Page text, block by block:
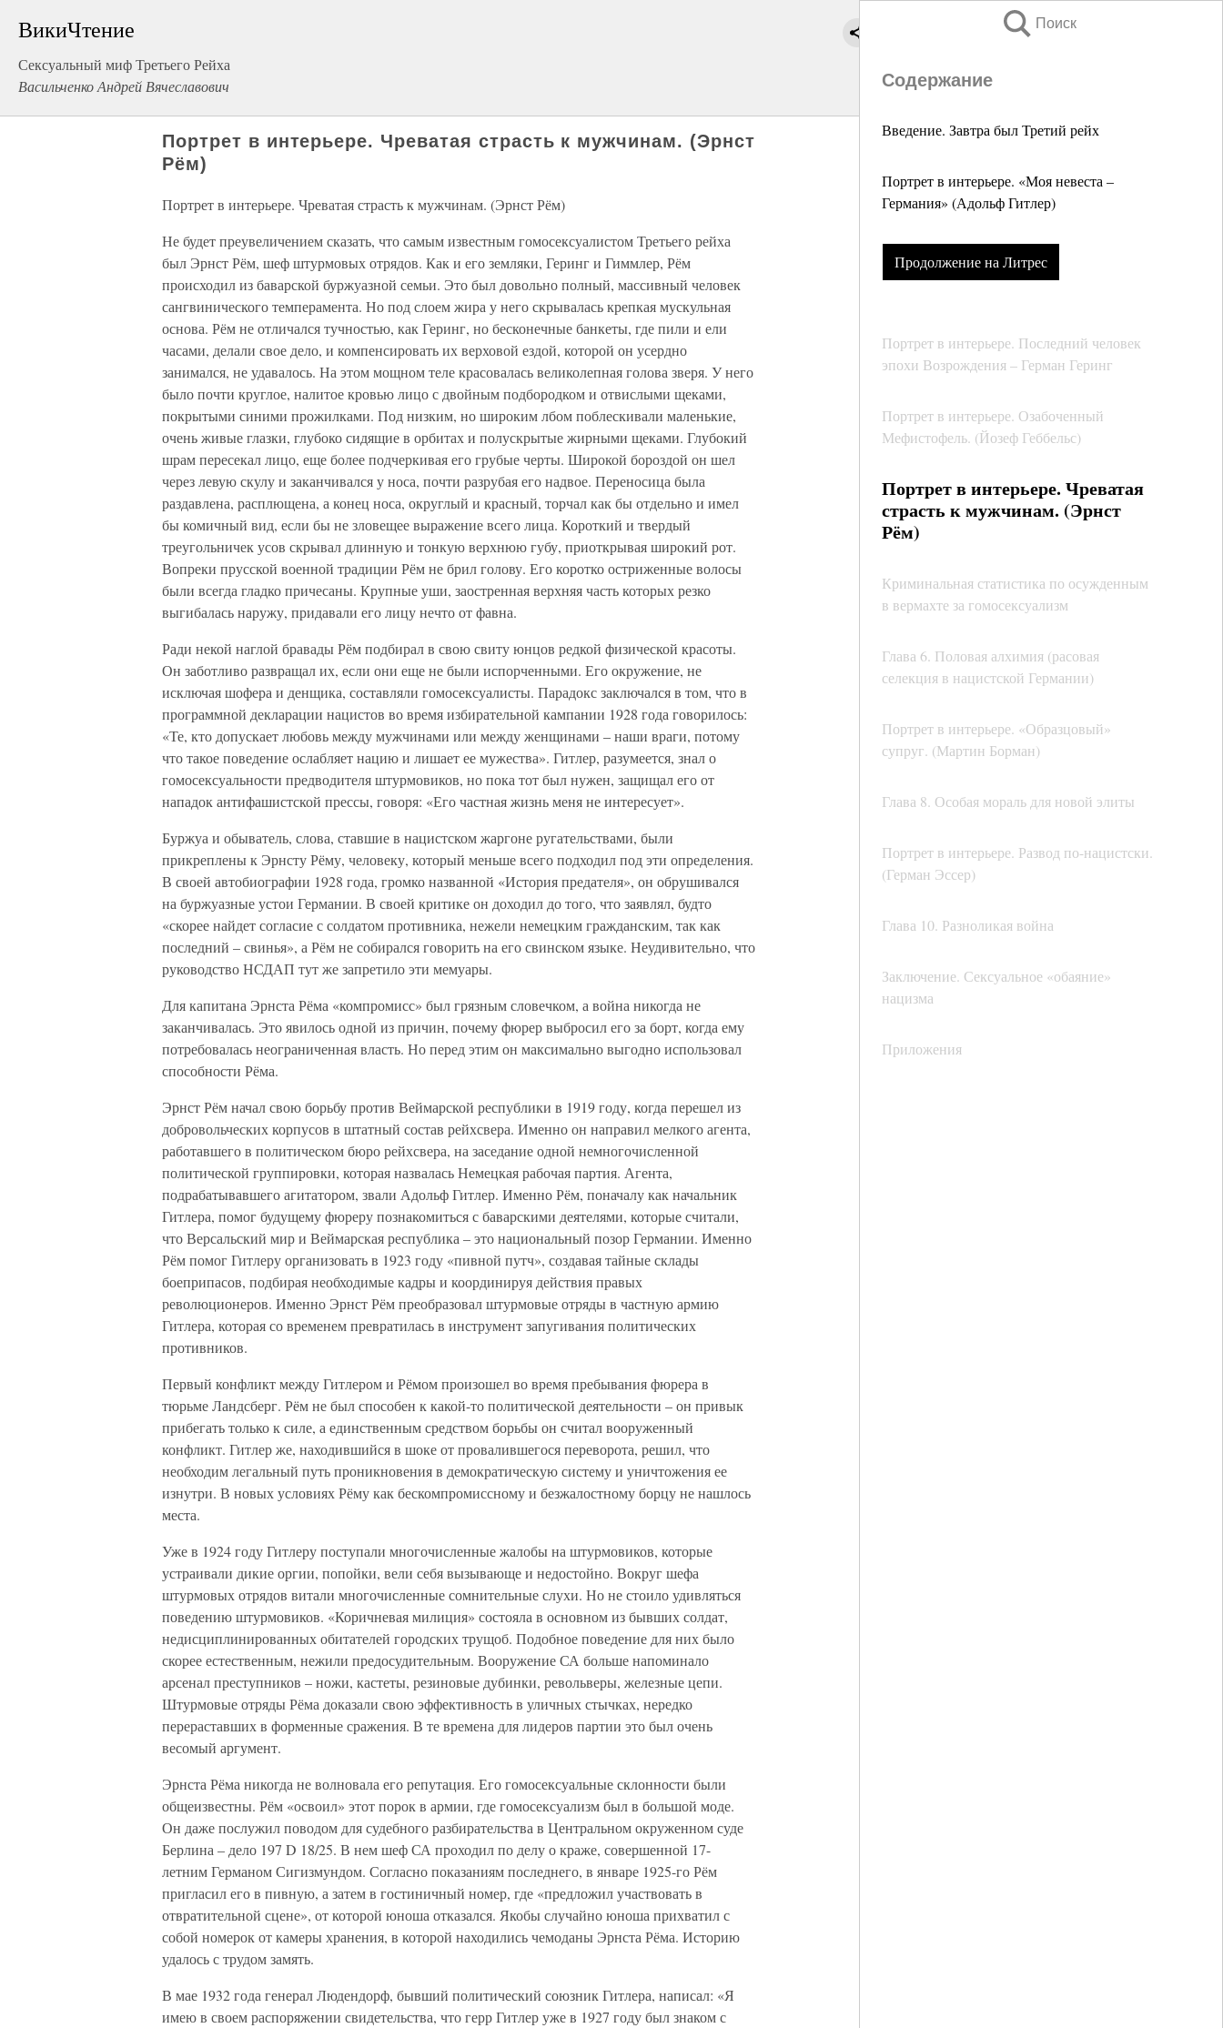
ВикиЧтение
Сексуальный миф Третьего Рейха
Васильченко Андрей Вячеславович
Поиск
Содержание
Введение. Завтра был Третий рейх
Портрет в интерьере. «Моя невеста –
Германия» (Адольф Гитлер)
Продолжение на Литрес
Портрет в интерьере. Последний человек
эпохи Возрождения – Герман Геринг
Портрет в интерьере. Озабоченный
Мефистофель. (Йозеф Геббельс)
Портрет в интерьере. Чреватая
страсть к мужчинам. (Эрнст
Рём)
Криминальная статистика по осужденным
в вермахте за гомосексуализм
Глава 6. Половая алхимия (расовая
селекция в нацистской Германии)
Портрет в интерьере. «Образцовый»
супруг. (Мартин Борман)
Глава 8. Особая мораль для новой элиты
Портрет в интерьере. Развод по-нацистски.
(Герман Эссер)
Глава 10. Разноликая война
Заключение. Сексуальное «обаяние»
нацизма
Приложения
Портрет в интерьере. Чреватая страсть к мужчинам. (Эрнст
Рём)
Портрет в интерьере. Чреватая страсть к мужчинам. (Эрнст Рём)
Не будет преувеличением сказать, что самым известным гомосексуалистом Третьего рейха
был Эрнст Рём, шеф штурмовых отрядов. Как и его земляки, Геринг и Гиммлер, Рём
происходил из баварской буржуазной семьи. Это был довольно полный, массивный человек
сангвинического темперамента. Но под слоем жира у него скрывалась крепкая мускульная
основа. Рём не отличался тучностью, как Геринг, но бесконечные банкеты, где пили и ели
часами, делали свое дело, и компенсировать их верховой ездой, которой он усердно
занимался, не удавалось. На этом мощном теле красовалась великолепная голова зверя. У него
было почти круглое, налитое кровью лицо с двойным подбородком и отвислыми щеками,
покрытыми синими прожилками. Под низким, но широким лбом поблескивали маленькие,
очень живые глазки, глубоко сидящие в орбитах и полускрытые жирными щеками. Глубокий
шрам пересекал лицо, еще более подчеркивая его грубые черты. Широкой бороздой он шел
через левую скулу и заканчивался у носа, почти разрубая его надвое. Переносица была
раздавлена, расплющена, а конец носа, округлый и красный, торчал как бы отдельно и имел
бы комичный вид, если бы не зловещее выражение всего лица. Короткий и твердый
треугольничек усов скрывал длинную и тонкую верхнюю губу, приоткрывая широкий рот.
Вопреки прусской военной традиции Рём не брил голову. Его коротко остриженные волосы
были всегда гладко причесаны. Крупные уши, заостренная верхняя часть которых резко
выгибалась наружу, придавали его лицу нечто от фавна.
Ради некой наглой бравады Рём подбирал в свою свиту юнцов редкой физической красоты.
Он заботливо развращал их, если они еще не были испорченными. Его окружение, не
исключая шофера и денщика, составляли гомосексуалисты. Парадокс заключался в том, что в
программной декларации нацистов во время избирательной кампании 1928 года говорилось:
«Те, кто допускает любовь между мужчинами или между женщинами – наши враги, потому
что такое поведение ослабляет нацию и лишает ее мужества». Гитлер, разумеется, знал о
гомосексуальности предводителя штурмовиков, но пока тот был нужен, защищал его от
нападок антифашистской прессы, говоря: «Его частная жизнь меня не интересует».
Буржуа и обыватель, слова, ставшие в нацистском жаргоне ругательствами, были
прикреплены к Эрнсту Рёму, человеку, который меньше всего подходил под эти определения.
В своей автобиографии 1928 года, громко названной «История предателя», он обрушивался
на буржуазные устои Германии. В своей критике он доходил до того, что заявлял, будто
«скорее найдет согласие с солдатом противника, нежели немецким гражданским, так как
последний – свинья», а Рём не собирался говорить на его свинском языке. Неудивительно, что
руководство НСДАП тут же запретило эти мемуары.
Для капитана Эрнста Рёма «компромисс» был грязным словечком, а война никогда не
заканчивалась. Это явилось одной из причин, почему фюрер выбросил его за борт, когда ему
потребовалась неограниченная власть. Но перед этим он максимально выгодно использовал
способности Рёма.
Эрнст Рём начал свою борьбу против Веймарской республики в 1919 году, когда перешел из
добровольческих корпусов в штатный состав рейхсвера. Именно он направил мелкого агента,
работавшего в политическом бюро рейхсвера, на заседание одной немногочисленной
политической группировки, которая назвалась Немецкая рабочая партия. Агента,
подрабатывавшего агитатором, звали Адольф Гитлер. Именно Рём, поначалу как начальник
Гитлера, помог будущему фюреру познакомиться с баварскими деятелями, которые считали,
что Версальский мир и Веймарская республика – это национальный позор Германии. Именно
Рём помог Гитлеру организовать в 1923 году «пивной путч», создавая тайные склады
боеприпасов, подбирая необходимые кадры и координируя действия правых
революционеров. Именно Эрнст Рём преобразовал штурмовые отряды в частную армию
Гитлера, которая со временем превратилась в инструмент запугивания политических
противников.
Первый конфликт между Гитлером и Рёмом произошел во время пребывания фюрера в
тюрьме Ландсберг. Рём не был способен к какой-то политической деятельности – он привык
прибегать только к силе, а единственным средством борьбы он считал вооруженный
конфликт. Гитлер же, находившийся в шоке от провалившегося переворота, решил, что
необходим легальный путь проникновения в демократическую систему и уничтожения ее
изнутри. В новых условиях Рёму как бескомпромиссному и безжалостному борцу не нашлось
места.
Уже в 1924 году Гитлеру поступали многочисленные жалобы на штурмовиков, которые
устраивали дикие оргии, попойки, вели себя вызывающе и недостойно. Вокруг шефа
штурмовых отрядов витали многочисленные сомнительные слухи. Но не стоило удивляться
поведению штурмовиков. «Коричневая милиция» состояла в основном из бывших солдат,
недисциплинированных обитателей городских трущоб. Подобное поведение для них было
скорее естественным, нежили предосудительным. Вооружение СА больше напоминало
арсенал преступников – ножи, кастеты, резиновые дубинки, револьверы, железные цепи.
Штурмовые отряды Рёма доказали свою эффективность в уличных стычках, нередко
перераставших в форменные сражения. В те времена для лидеров партии это был очень
весомый аргумент.
Эрнста Рёма никогда не волновала его репутация. Его гомосексуальные склонности были
общеизвестны. Рём «освоил» этот порок в армии, где гомосексуализм был в большой моде.
Он даже послужил поводом для судебного разбирательства в Центральном окруженном суде
Берлина – дело 197 D 18/25. В нем шеф СА проходил по делу о краже, совершенной 17-
летним Германом Сигизмундом. Согласно показаниям последнего, в январе 1925-го Рём
пригласил его в пивную, а затем в гостиничный номер, где «предложил участвовать в
отвратительной сцене», от которой юноша отказался. Якобы случайно юноша прихватил с
собой номерок от камеры хранения, в которой находились чемоданы Эрнста Рёма. Историю
удалось с трудом замять.
В мае 1932 года генерал Людендорф, бывший политический союзник Гитлера, написал: «Я
имею в своем распоряжении свидетельства, что герр Гитлер уже в 1927 году был знаком с